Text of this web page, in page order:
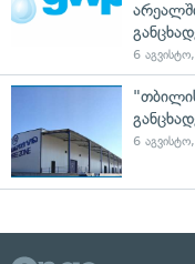
6
6